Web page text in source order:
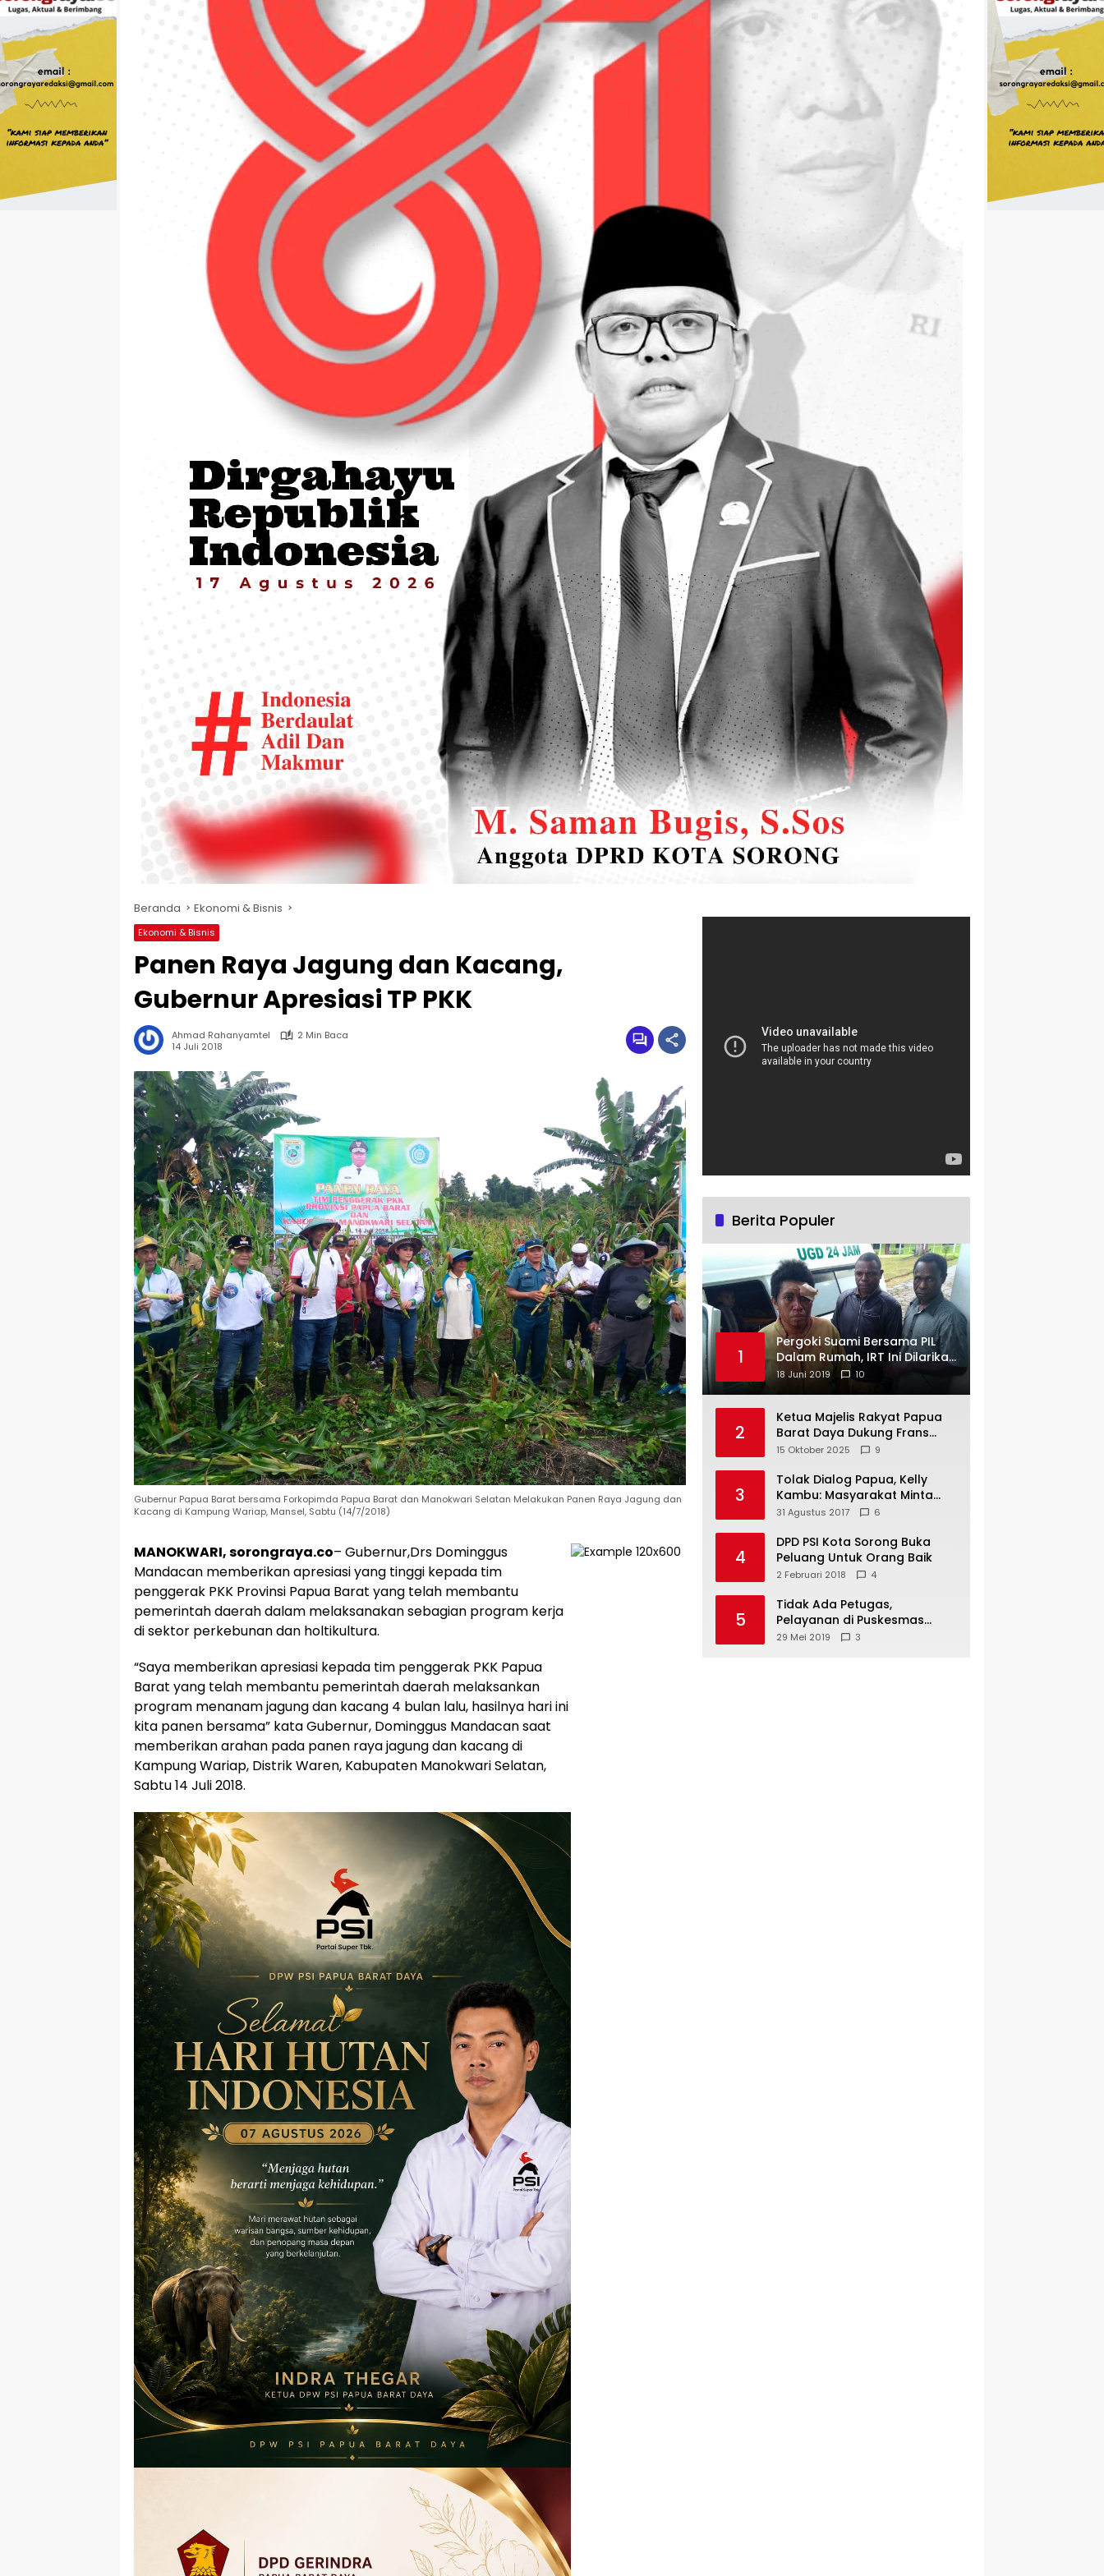
Beranda Ekonomi & Bisnis
Ekonomi & Bisnis
Panen Raya Jagung dan Kacang,
Gubernur Apresiasi TP PKK
Ahmad Rahanyamtel
2 Min Baca
14 Juli 2018
Gubernur Papua Barat bersama Forkopimda Papua Barat dan Manokwari Selatan Melakukan Panen Raya Jagung dan
Kacang di Kampung Wariap, Mansel, Sabtu (14/7/2018)
MANOKWARI, sorongraya.co– Gubernur,Drs Dominggus
Mandacan memberikan apresiasi yang tinggi kepada tim
penggerak PKK Provinsi Papua Barat yang telah membantu
pemerintah daerah dalam melaksanakan sebagian program kerja
di sektor perkebunan dan holtikultura.
“Saya memberikan apresiasi kepada tim penggerak PKK Papua
Barat yang telah membantu pemerintah daerah melaksankan
program menanam jagung dan kacang 4 bulan lalu, hasilnya hari ini
kita panen bersama” kata Gubernur, Dominggus Mandacan saat
memberikan arahan pada panen raya jagung dan kacang di
Kampung Wariap, Distrik Waren, Kabupaten Manokwari Selatan,
Sabtu 14 Juli 2018.
Berita Populer
1
Pergoki Suami Bersama PIL
Dalam Rumah, IRT Ini Dilarikan
ke RS
18 Juni 2019 10
2
Ketua Majelis Rakyat Papua
Barat Daya Dukung Frans
Pigome Sebagai Presidir PT
15 Oktober 2025 9
3
Tolak Dialog Papua, Kelly
Kambu: Masyarakat Minta
Pemekaran
31 Agustus 2017 6
4
DPD PSI Kota Sorong Buka
Peluang Untuk Orang Baik
2 Februari 2018 4
5
Tidak Ada Petugas,
Pelayanan di Puskesmas
Mare-Maybrat Lumpuh
29 Mei 2019 3